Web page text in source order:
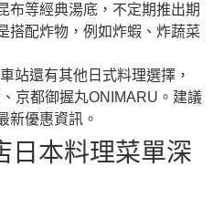
布等經典湯底，不定期推出期
搭配炸物，例如炸蝦、炸蔬菜
站還有其他日式料理選擇，
京都御握丸ONIMARU。建議
新優惠資訊。
日本料理菜單深